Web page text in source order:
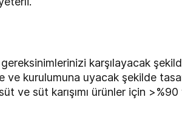
karşılayacak
kurulumuna uyacak şekilde
süt karışımı ürünler için >%90